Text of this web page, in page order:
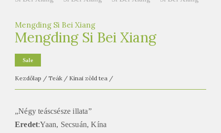
e
a
h
á
z
Mengding Si Bei Xiang
Mengding Si Bei Xiang
Sale
Kezdőlap / Teák / Kínai zöld tea /
„Négy teáscsésze illata”
Eredet:Yaan, Secsuán, Kína